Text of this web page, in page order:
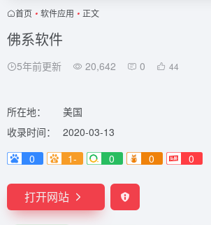
首页 • 软件应用 • 正文
佛系软件
5年前更新 20,642 0 44
所在地：
美国
收录时间：
2020-03-13
0
1- 0 0 0
打开网站